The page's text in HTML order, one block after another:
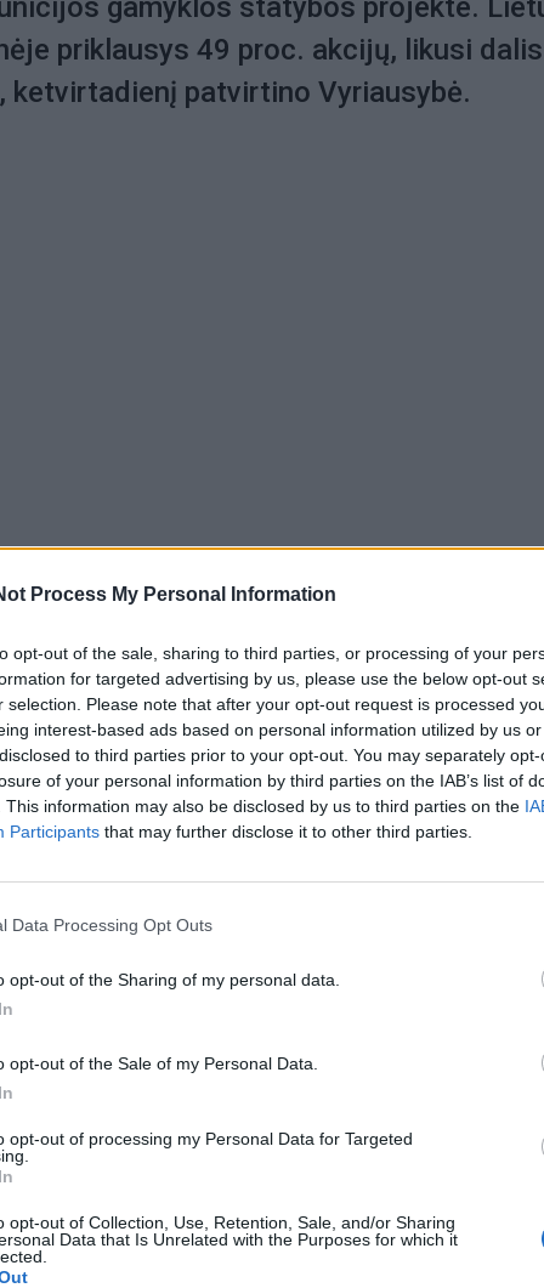
Process My Personal Information
opt-out of the sale, sharing to third parties, or processing of your
for targeted advertising by us, please use the below opt-out
selection. Please note that after your opt-out request is processed
interest-based ads based on personal information utilized by us
to third parties prior to your opt-out. You may separately
of your personal information by third parties on the IAB’s list of
This information may also be disclosed by us to third parties on the
Participants that may further disclose it to other third parties.
Data Processing Opt Outs
opt-out of the Sharing of my personal data.
opt-out of the Sale of my Personal Data.
opt-out of processing my Personal Data for Targeted
opt-out of Collection, Use, Retention, Sale, and/or Sharing
Data that Is Unrelated with the Purposes for which it
gamyklos statybos projekte.
priklausys 49 proc. akcijų, likusi
ketvirtadienį patvirtino Vyriausybė.
gamykla, be to, projekto finansavimui pasitelkta
bendrovė „Valstybės investicinis kapitalas“, rašoma
G“ antrinė bendrovė „Epso-g Ivest“ į bendrą su
144 mln. eurų. 51 proc. „Epso-g Ivest“ akcijų valdys
investicinis kapitalas“.
jos įstatinis kapitalas, vėliau, priklausomai nuo
papildomai. Tiksli projekto vertė paaiškės tik
tiekėjus.